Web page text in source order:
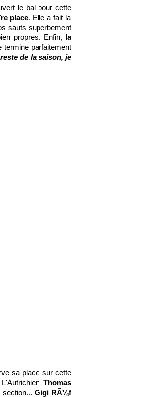
le bal pour cette
place. Elle a fait la
sauts superbement
propres. Enfin, la
termine parfaitement
de la saison, je
sa place sur cette
Thomas
section... Gigi RÃ¼f